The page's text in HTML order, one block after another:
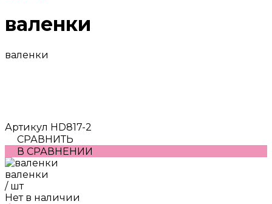
валенки
валенки
Артикул HD817-2
СРАВНИТЬ
В СРАВНЕНИИ
валенки
/ шт
Нет в наличии